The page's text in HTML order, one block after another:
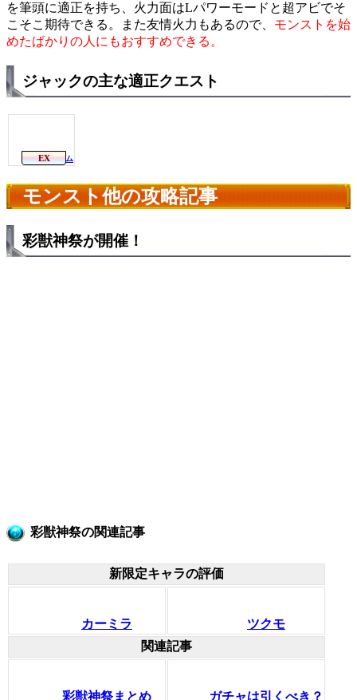
を筆頭に適正を持ち、火力面はLパワーモードと超アビでそ
こそこ期待できる。また友情火力もあるので、 モンストを始
めたばかりの人にもおすすめできる。
ジャックの主な適正クエスト
リズム
EX
モンスト他の攻略記事
彩獣神祭が開催！
彩獣神祭の関連記事
新限定キャラの評価
カーミラ
ツクモ
関連記事
彩獣神祭まとめ ガチャは引くべき？